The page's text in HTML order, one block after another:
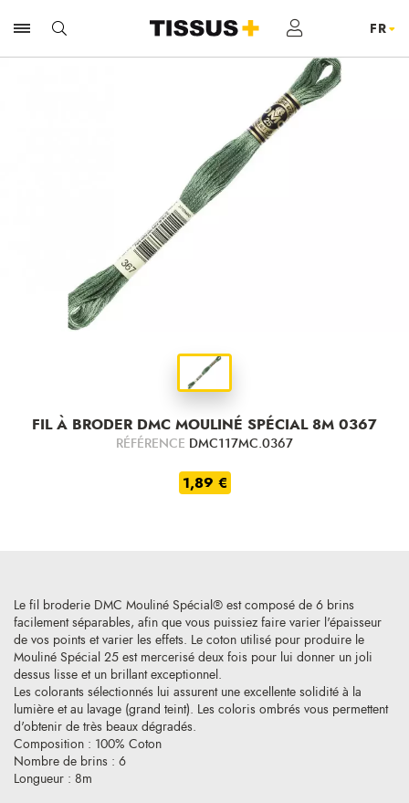
FIL À BRODER DMC MOULINÉ SPÉCIAL 8M 0367
RÉFÉRENCE DMC117MC.0367
1,89 €
Le fil broderie DMC Mouliné Spécial® est composé de 6 brins
facilement séparables, afin que vous puissiez faire varier l'épaisseur
de vos points et varier les effets. Le coton utilisé pour produire le
Mouliné Spécial 25 est mercerisé deux fois pour lui donner un joli
dessus lisse et un brillant exceptionnel.
Les colorants sélectionnés lui assurent une excellente solidité à la
lumière et au lavage (grand teint). Les coloris ombrés vous permettent
d'obtenir de très beaux dégradés.
Composition : 100% Coton
Nombre de brins : 6
Longueur : 8m